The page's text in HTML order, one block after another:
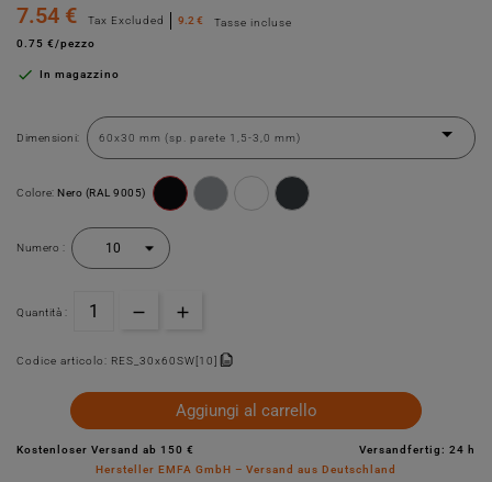
7.54 €
Tax Excluded 9.2 €
Tasse incluse
0.75 €/pezzo
 In magazzino
Dimensioni:
Colore: Nero (RAL 9005)
Numero :
Quantità :
Codice articolo: RES_30x60SW[10]
Aggiungi al carrello
Kostenloser Versand ab 150 €
Versandfertig: 24 h
Hersteller EMFA GmbH – Versand aus Deutschland